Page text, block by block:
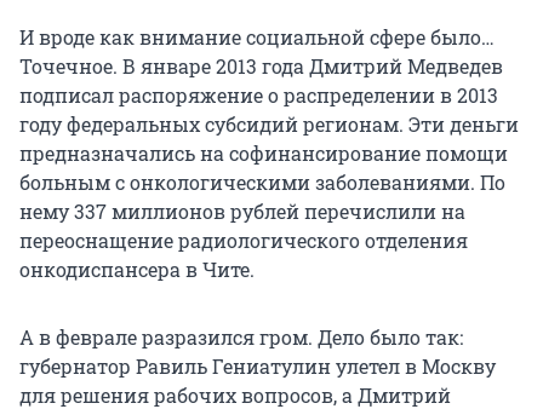
И вроде как внимание социальной сфере было…
Точечное. В январе 2013 года Дмитрий Медведев
подписал распоряжение о распределении в 2013
году федеральных субсидий регионам. Эти деньги
предназначались на софинансирование помощи
больным с онкологическими заболеваниями. По
нему 337 миллионов рублей перечислили на
переоснащение радиологического отделения
онкодиспансера в Чите.
А в феврале разразился гром. Дело было так:
губернатор Равиль Гениатулин улетел в Москву
для решения рабочих вопросов, а Дмитрий